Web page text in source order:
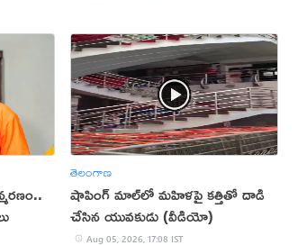
తెలంగాణ
షాపింగ్ మాల్‌లో మహిళపై కత్తితో దాడి
చేసిన యువకుడు (వీడియో)
Aug 05, 2026, 17:08 IST